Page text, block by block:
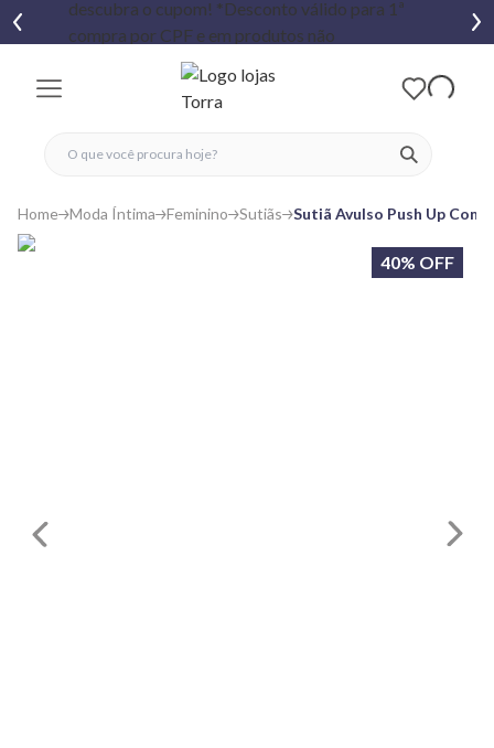
ver
fechar menu
fechar menu
favoritos
Home Moda Íntima Feminino Sutiãs Sutiã Avulso Push Up Com
40% OFF